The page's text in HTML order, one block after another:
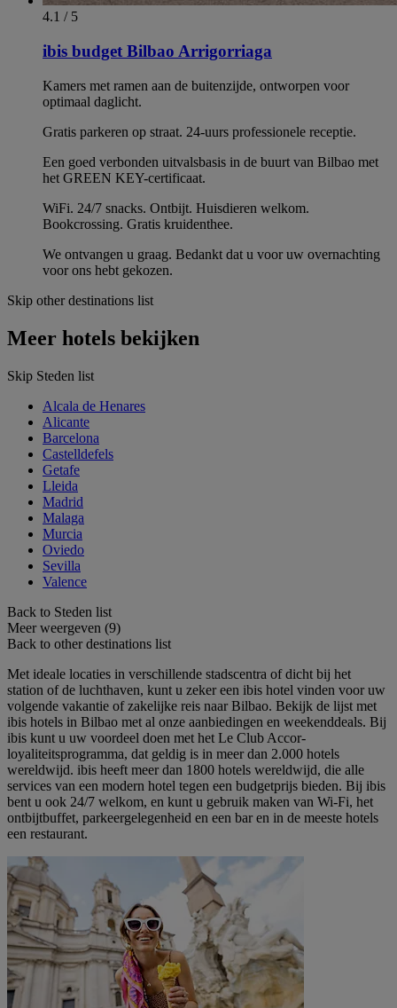
4.1 / 5
ibis budget Bilbao Arrigorriaga
Kamers met ramen aan de buitenzijde, ontworpen voor
optimaal daglicht.
Gratis parkeren op straat. 24-uurs professionele receptie.
Een goed verbonden uitvalsbasis in de buurt van Bilbao met
het GREEN KEY-certificaat.
WiFi. 24/7 snacks. Ontbijt. Huisdieren welkom.
Bookcrossing. Gratis kruidenthee.
We ontvangen u graag. Bedankt dat u voor uw overnachting
voor ons hebt gekozen.
Skip other destinations list
Meer hotels bekijken
Skip Steden list
Alcala de Henares
Alicante
Barcelona
Castelldefels
Getafe
Lleida
Madrid
Malaga
Murcia
Oviedo
Sevilla
Valence
Back to Steden list
Meer weergeven (9)
Back to other destinations list
Met ideale locaties in verschillende stadscentra of dicht bij het
station of de luchthaven, kunt u zeker een ibis hotel vinden voor uw
volgende vakantie of zakelijke reis naar Bilbao. Bekijk de lijst met
ibis hotels in Bilbao met al onze aanbiedingen en weekenddeals. Bij
ibis kunt u uw voordeel doen met het Le Club Accor-
loyaliteitsprogramma, dat geldig is in meer dan 2.000 hotels
wereldwijd. ibis heeft meer dan 1800 hotels wereldwijd, die alle
services van een modern hotel tegen een budgetprijs bieden. Bij ibis
bent u ook 24/7 welkom, en kunt u gebruik maken van Wi-Fi, het
ontbijtbuffet, parkeergelegenheid en een bar en in de meeste hotels
een restaurant.